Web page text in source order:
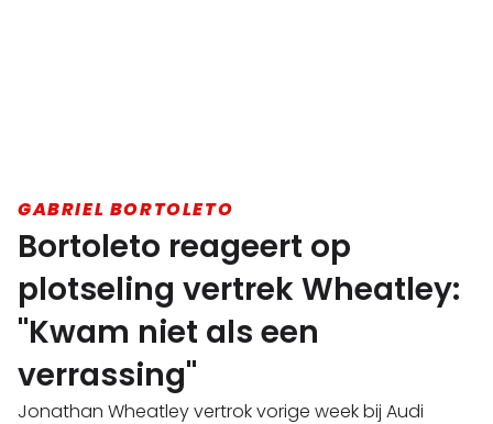
GABRIEL BORTOLETO
Bortoleto reageert op
plotseling vertrek Wheatley:
"Kwam niet als een
verrassing"
Jonathan Wheatley vertrok vorige week bij Audi